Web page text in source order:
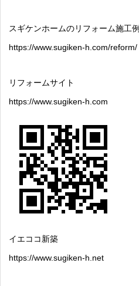
スギケンホームのリフォーム施工例
https://www.sugiken-h.com/reform/
リフォームサイト
https://www.sugiken-h.com
イエココ新築
https://www.sugiken-h.net